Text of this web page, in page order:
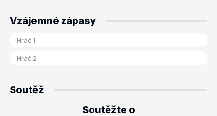
Vzájemné zápasy
Soutěž
Soutěžte o